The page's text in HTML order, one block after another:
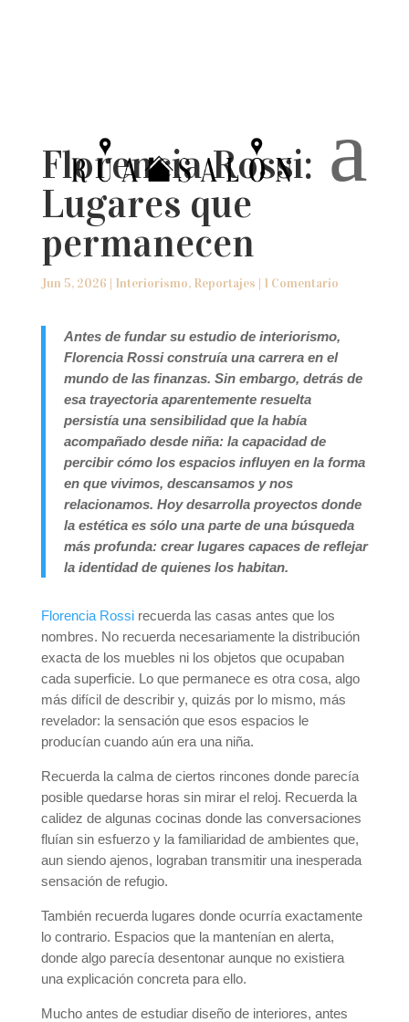
a
Florencia Rossi:
Lugares que
permanecen
Jun 5, 2026 | Interiorismo, Reportajes | 1 Comentario
Antes de fundar su estudio de interiorismo,
Florencia Rossi construía una carrera en el
mundo de las finanzas. Sin embargo, detrás de
esa trayectoria aparentemente resuelta
persistía una sensibilidad que la había
acompañado desde niña: la capacidad de
percibir cómo los espacios influyen en la forma
en que vivimos, descansamos y nos
relacionamos. Hoy desarrolla proyectos donde
la estética es sólo una parte de una búsqueda
más profunda: crear lugares capaces de reflejar
la identidad de quienes los habitan.
Florencia Rossirecuerda las casas antes que los
nombres. No recuerda necesariamente la distribución
exacta de los muebles ni los objetos que ocupaban
cada superficie. Lo que permanece es otra cosa, algo
más difícil de describir y, quizás por lo mismo, más
revelador: la sensación que esos espacios le
producían cuando aún era una niña.
Recuerda la calma de ciertos rincones donde parecía
posible quedarse horas sin mirar el reloj. Recuerda la
calidez de algunas cocinas donde las conversaciones
fluían sin esfuerzo y la familiaridad de ambientes que,
aun siendo ajenos, lograban transmitir una inesperada
sensación de refugio.
También recuerda lugares donde ocurría exactamente
lo contrario. Espacios que la mantenían en alerta,
donde algo parecía desentonar aunque no existiera
una explicación concreta para ello.
Mucho antes de estudiar diseño de interiores, antes